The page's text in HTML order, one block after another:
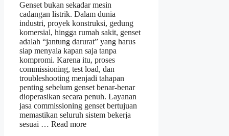
Genset bukan sekadar mesin
cadangan listrik. Dalam dunia
industri, proyek konstruksi, gedung
komersial, hingga rumah sakit, genset
adalah “jantung darurat” yang harus
siap menyala kapan saja tanpa
kompromi. Karena itu, proses
commissioning, test load, dan
troubleshooting menjadi tahapan
penting sebelum genset benar-benar
dioperasikan secara penuh. Layanan
jasa commissioning genset bertujuan
memastikan seluruh sistem bekerja
sesuai … Read more